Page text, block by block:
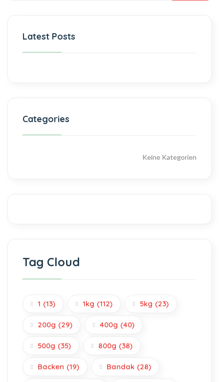
Latest Posts
Categories
Keine Kategorien
Tag Cloud
1 (13) 1kg (112) 5kg (23)
200g (29) 400g (40)
500g (35) 800g (38)
Backen (19) Bandak (28)